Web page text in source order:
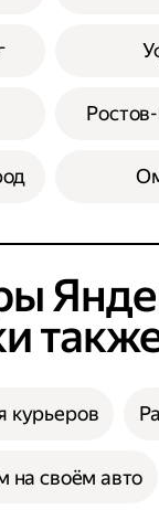
курьеров
на своём авто